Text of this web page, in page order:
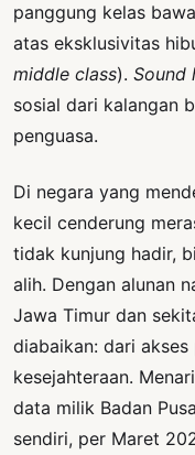
panggung kelas
atas eksklusivitas
middle class). Sound
sosial dari kalangan
penguasa.
Di negara yang
kecil cenderung
tidak kunjung hadir,
alih. Dengan alunan
Jawa Timur dan
diabaikan: dari
kesejahteraan.
data milik Badan
sendiri, per Maret